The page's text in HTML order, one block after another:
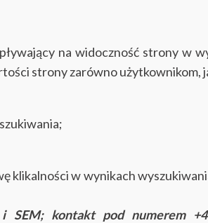
na widoczność strony w
strony zarówno użytkownikom,
w wynikach
i SEM; kontakt pod numerem